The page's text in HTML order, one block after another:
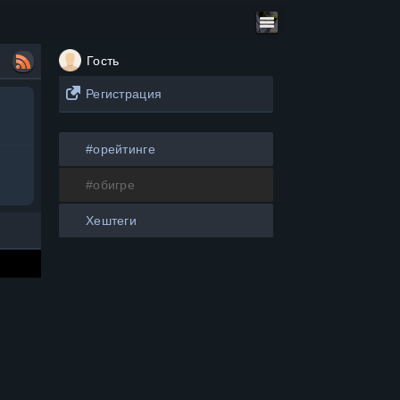
Гость
Регистрация
#орейтинге
#обигре
Хештеги